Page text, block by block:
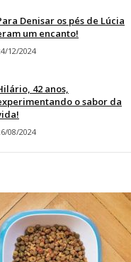
Denisar os pés de Lúcia
um encanto!
12/2024
42 anos,
o sabor da
08/2024